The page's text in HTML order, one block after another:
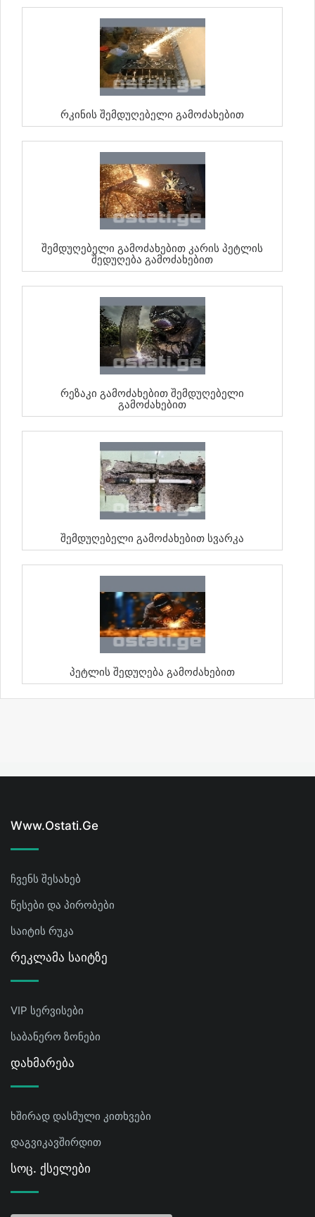
Რკინის Შემდუღებელი Გამოძახებით
Შემდუღებელი Გამოძახებით Კარის Პეტლის
Შედუღება Გამოძახებით
Რეზაკი Გამოძახებით Შემდუღებელი
Გამოძახებით
Შემდუღებელი Გამოძახებით Სვარკა
Პეტლის Შედუღება Გამოძახებით
Www.ostati.ge
ჩვენს შესახებ
წესები და პირობები
საიტის რუკა
Რეკლამა Საიტზე
VIP სერვისები
საბანერო ზონები
Დახმარება
ხშირად დასმული კითხვები
დაგვიკავშირდით
Სოც. Ქსელები